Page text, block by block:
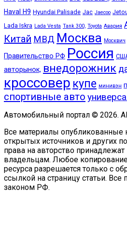
Haval H9 Hyundai Palisade Jac Jaecoo
Lada Iskra Lada Vesta Tank 300, Toyota Авария
Китай МВД Москва Москвич
Правительство РФ Россия
авторынок, внедорожник
кроссовер купе минивэн
спортивные авто
Автомобильный портал © 2026.
Все материалы опубликованные
открытых источников и других
права на авторство
владельцам. Любое
ресурса разрешается только с
ссылкой на страницу статьи.
законом РФ.